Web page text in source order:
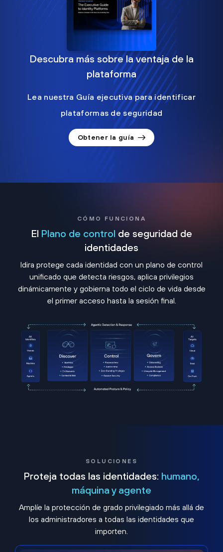
Descubra más sobre la ventaja de la
plataforma
Lea nuestra Guía ejecutiva para identificar
plataformas de seguridad
Obtener la guía
CÓMO FUNCIONA
El Plano de control de seguridad de
identidades
Idira protege cada identidad con un plano de control
unificado que detecta riesgos, aplica privilegios
dinámicamente y gobierna todo el ciclo de vida desde
el primer acceso hasta la sesión final.
SOLUCIONES
Proteja todas las identidades: humano,
máquina y agente
Amplíe la protección de grado privilegiado más allá de
los administradores a todas las identidades que
importen.